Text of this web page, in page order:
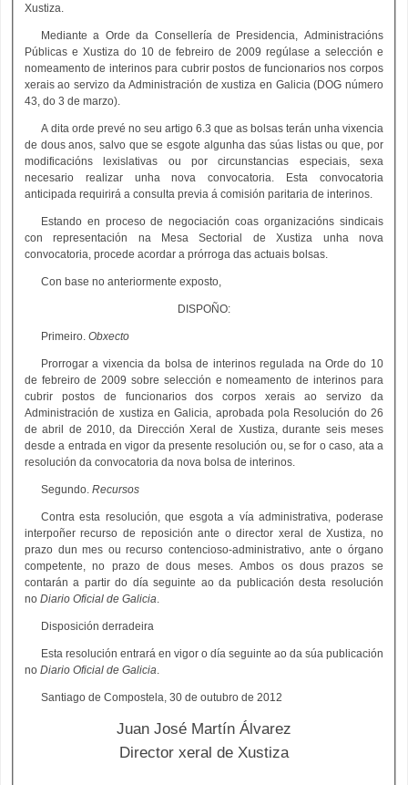
Xustiza.
Mediante a Orde da Consellería de Presidencia, Administracións
Públicas e Xustiza do 10 de febreiro de 2009 regúlase a selección e
nomeamento de interinos para cubrir postos de funcionarios nos corpos
xerais ao servizo da Administración de xustiza en Galicia (DOG número
43, do 3 de marzo).
A dita orde prevé no seu artigo 6.3 que as bolsas terán unha vixencia
de dous anos, salvo que se esgote algunha das súas listas ou que, por
modificacións lexislativas ou por circunstancias especiais, sexa
necesario realizar unha nova convocatoria. Esta convocatoria
anticipada requirirá a consulta previa á comisión paritaria de interinos.
Estando en proceso de negociación coas organizacións sindicais
con representación na Mesa Sectorial de Xustiza unha nova
convocatoria, procede acordar a prórroga das actuais bolsas.
Con base no anteriormente exposto,
DISPOÑO:
Primeiro. Obxecto
Prorrogar a vixencia da bolsa de interinos regulada na Orde do 10
de febreiro de 2009 sobre selección e nomeamento de interinos para
cubrir postos de funcionarios dos corpos xerais ao servizo da
Administración de xustiza en Galicia, aprobada pola Resolución do 26
de abril de 2010, da Dirección Xeral de Xustiza, durante seis meses
desde a entrada en vigor da presente resolución ou, se for o caso, ata a
resolución da convocatoria da nova bolsa de interinos.
Segundo. Recursos
Contra esta resolución, que esgota a vía administrativa, poderase
interpoñer recurso de reposición ante o director xeral de Xustiza, no
prazo dun mes ou recurso contencioso-administrativo, ante o órgano
competente, no prazo de dous meses. Ambos os dous prazos se
contarán a partir do día seguinte ao da publicación desta resolución
no Diario Oficial de Galicia.
Disposición derradeira
Esta resolución entrará en vigor o día seguinte ao da súa publicación
no Diario Oficial de Galicia.
Santiago de Compostela, 30 de outubro de 2012
Juan José Martín Álvarez
Director xeral de Xustiza